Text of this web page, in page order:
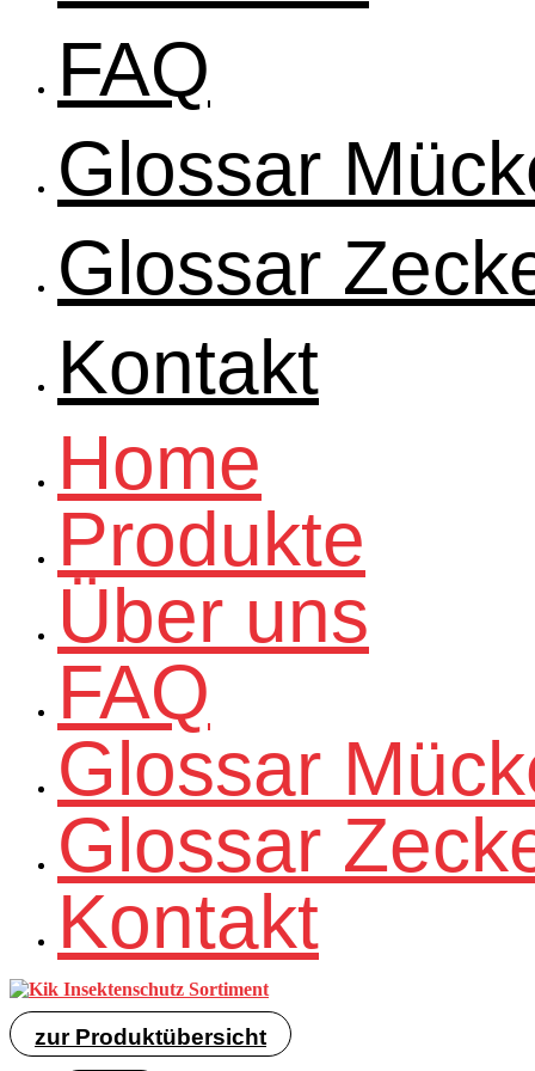
FAQ
Glossar
Glossar
Kontakt
Home
Produkte
Über uns
FAQ
Glossar
Glossar
Kontakt
zur Produktübersicht